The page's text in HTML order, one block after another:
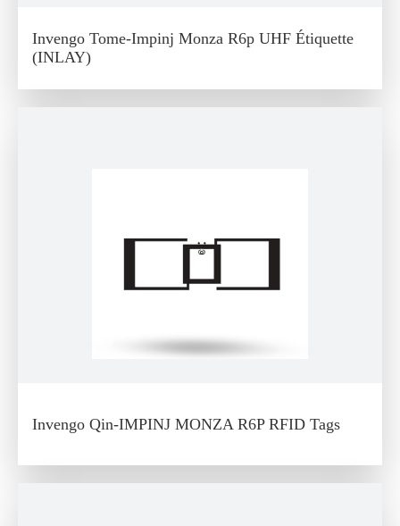
Invengo Tome-Impinj Monza R6p UHF Étiquette
(INLAY)
Invengo Qin-IMPINJ MONZA R6P RFID Tags